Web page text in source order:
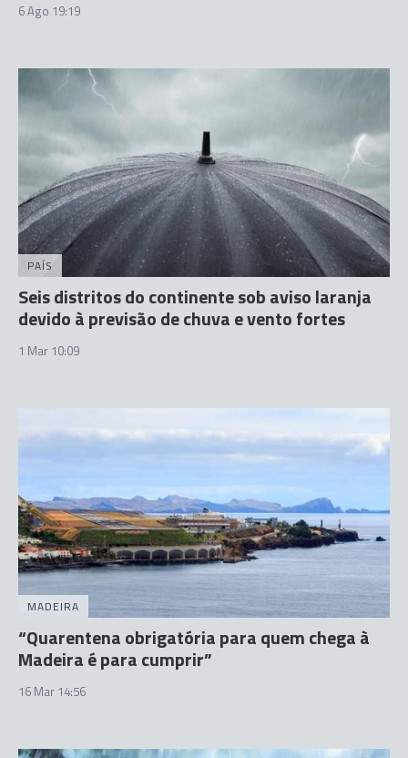
6 Ago 19:19
PAÍS
Seis distritos do continente sob aviso laranja
devido à previsão de chuva e vento fortes
1 Mar 10:09
MADEIRA
“Quarentena obrigatória para quem chega à
Madeira é para cumprir”
16 Mar 14:56